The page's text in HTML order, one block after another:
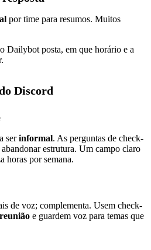
por time para resumos. Muitos
Dailybot posta, em que horário e a
Discord
serinformal. As perguntas de check-
estrutura. Um campo claro
horas por semana.
de voz; complementa. Usem check-
e guardem voz para temas que